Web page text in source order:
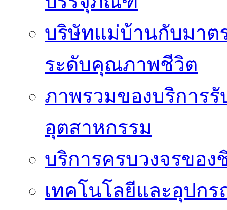
บริษัทแม่บ้านกับมาต
ระดับคุณภาพชีวิต
ภาพรวมของบริการ
อุตสาหกรรม
บริการครบวงจรขอ
เทคโนโลยีและอุปก